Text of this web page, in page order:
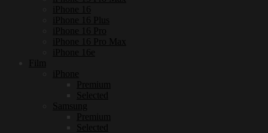
iPhone 16
iPhone 16 Plus
iPhone 16 Pro
iPhone 16 Pro Max
iPhone 16e
Film
iPhone
Premium
Selected
Samsung
Premium
Selected